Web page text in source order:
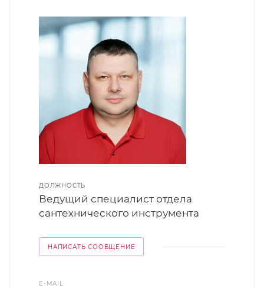
ДОЛЖНОСТЬ
Ведущий специалист отдела
сантехнического инструмента
НАПИСАТЬ СООБЩЕНИЕ
E-MAIL